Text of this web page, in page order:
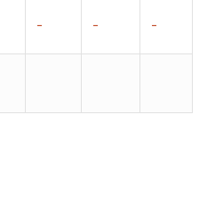
– – –